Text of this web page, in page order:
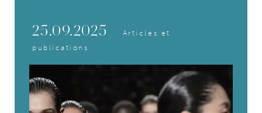
25.09.2025
Articles et
publications